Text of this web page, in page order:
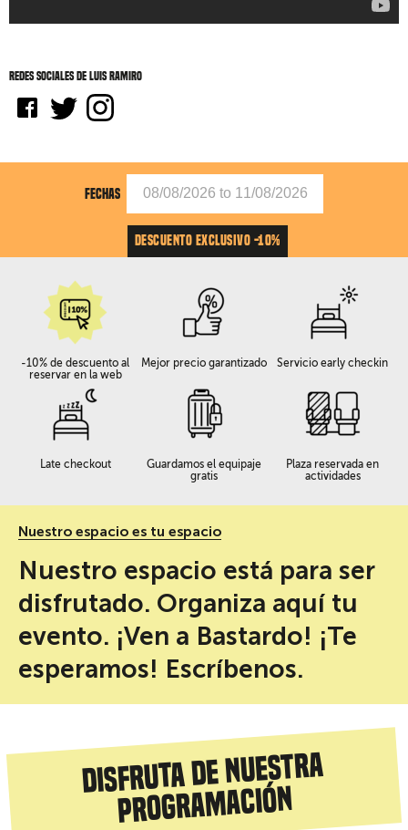
Redes sociales de Luis Ramiro
FECHAS
DESCUENTO EXCLUSIVO -10%
-10% de descuento al
reservar en la web
Mejor precio garantizado Servicio early checkin
Late checkout
Guardamos el equipaje
gratis
Plaza reservada en
actividades
Nuestro espacio es tu espacio
Nuestro espacio está para ser
disfrutado. Organiza aquí tu
evento. ¡Ven a Bastardo! ¡Te
esperamos! Escríbenos.
Disfruta de nuestra
programación